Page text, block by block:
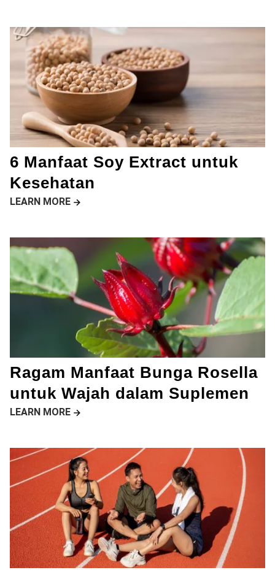
6 Manfaat Soy Extract untuk
Kesehatan
LEARN MORE
Ragam Manfaat Bunga Rosella
untuk Wajah dalam Suplemen
LEARN MORE